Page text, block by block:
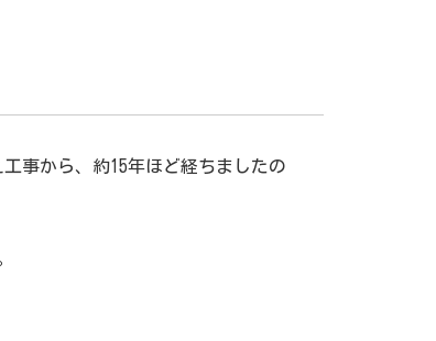
事から、約15年ほど経ちましたの